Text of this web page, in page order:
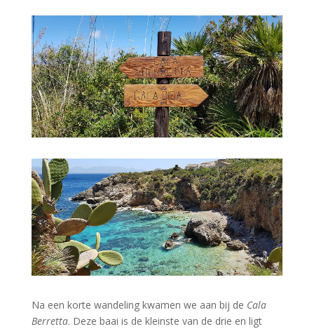
Na een korte wandeling kwamen we aan bij de Cala
Berretta. Deze baai is de kleinste van de drie en ligt